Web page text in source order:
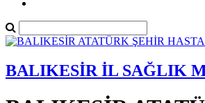
BALIKESİR İL SAĞLIK